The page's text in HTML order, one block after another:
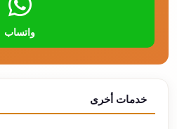
واتساب
خدمات أخرى